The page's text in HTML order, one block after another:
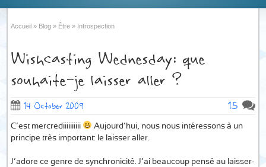
Accueil » Blog » Être » Introspection
Wishcasting Wednesday: que
souhaite-je laisser aller ?
14 October 2009 15
C’est mercrediiiiiiiiii
Aujourd’hui, nous nous intéressons à un
principe très important: le laisser aller.
J’adore ce genre de synchronicité. J’ai beaucoup pensé au laisser-